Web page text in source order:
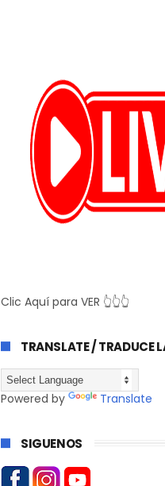
Clic Aquí para VER 👆👆👆
TRANSLATE / TRADUCE
Powered by Translate
SIGUENOS